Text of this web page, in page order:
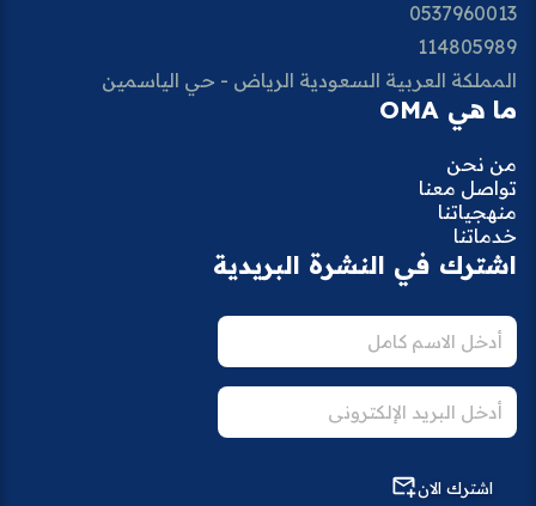
0537960013
114805989
المملكة العربية السعودية الرياض - حي الياسمين
ما هي OMA
من نحن
تواصل معنا
منهجياتنا
خدماتنا
اشترك في النشرة البريدية
اشترك الان